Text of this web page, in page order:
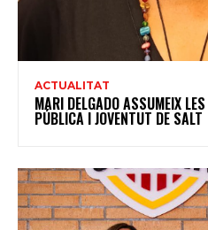
ACTUALITAT
MARI DELGADO ASSUMEIX
PÚBLICA I JOVENTUT DE SALT